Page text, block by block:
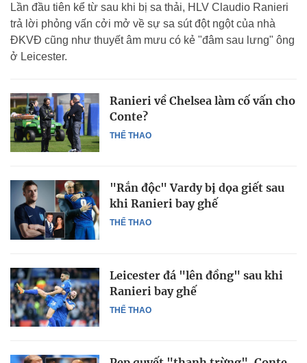
Lần đầu tiên kể từ sau khi bị sa thải, HLV Claudio Ranieri
trả lời phỏng vấn cởi mở về sự sa sút đột ngột của nhà
ĐKVĐ cũng như thuyết âm mưu có kẻ "đâm sau lưng" ông
ở Leicester.
THỂ THAO
Ranieri về Chelsea làm cố vấn cho
Conte?
THỂ THAO
"Rắn độc" Vardy bị dọa giết sau
khi Ranieri bay ghế
THỂ THAO
Leicester đá "lên đồng" sau khi
Ranieri bay ghế